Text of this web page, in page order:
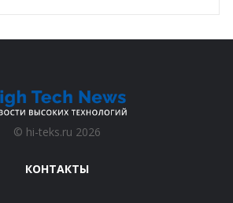
© hi-teks.ru 2026
КОНТАКТЫ